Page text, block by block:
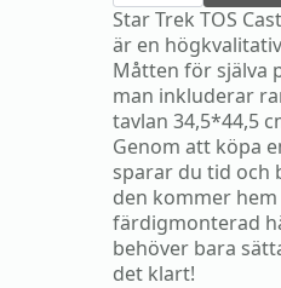
Cast
Inramad
Tavla
30*40cm
mängd
Star Trek TOS
är en
Måtten för själva
man inkluderar
tavlan 34,5*44,5
Genom att köpa
sparar du tid och
den kommer
färdigmonterad
behöver bara
det klart!